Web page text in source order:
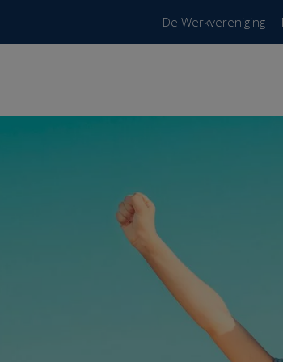
De Werkvereniging